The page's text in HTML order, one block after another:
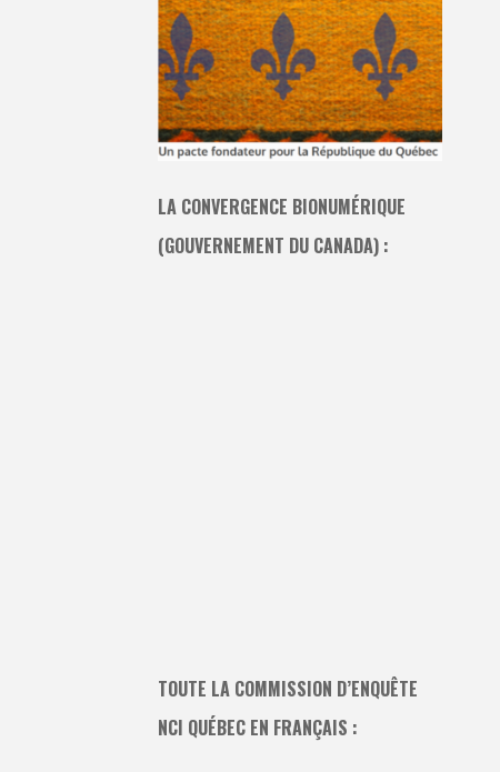
LA CONVERGENCE BIONUMÉRIQUE
(GOUVERNEMENT DU CANADA) :
TOUTE LA COMMISSION D’ENQUÊTE
NCI QUÉBEC EN FRANÇAIS :